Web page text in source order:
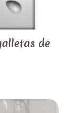
de